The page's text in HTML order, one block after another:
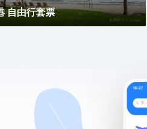
自由行套票